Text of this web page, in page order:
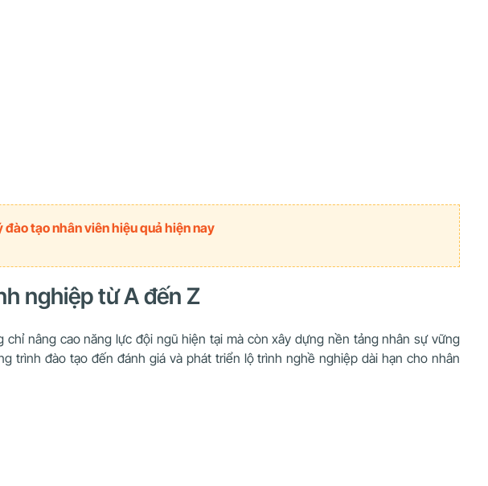
tạo nhân viên hiệu quả hiện nay
nghiệp từ A đến Z
nâng cao năng lực đội ngũ hiện tại mà còn xây dựng nền tảng nhân sự vững
trình đào tạo đến đánh giá và phát triển lộ trình nghề nghiệp dài hạn cho nhân